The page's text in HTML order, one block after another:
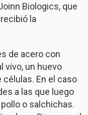
Biologics, que
la
de acero con
vivo, un huevo
En el caso
a las que luego
o salchichas.